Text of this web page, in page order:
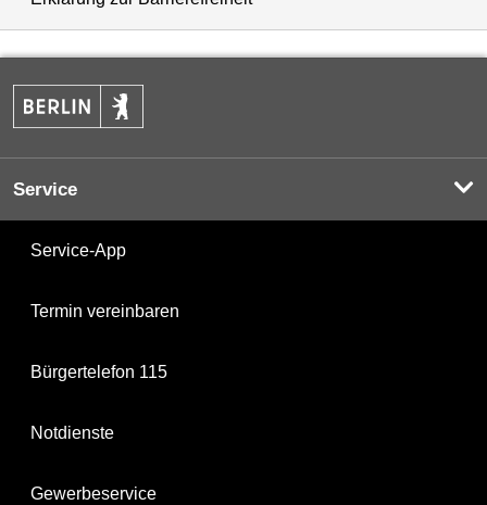
Service
Service-App
Termin vereinbaren
Bürgertelefon 115
Notdienste
Gewerbeservice